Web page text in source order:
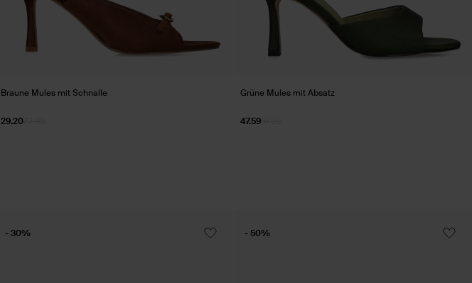
Braune Mules mit Schnalle
29.20
Grüne Mules mit Absatz
67.99
47.59
- 30% - 50%